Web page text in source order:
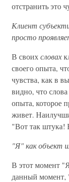
отстранить это
Клиент
просто
В своихсловах
своего опыта,
чувства, как в
видно, что
опыта, которое
живет.
"Вот так штука!
"Я" как объект
В этот момент
данный момент,